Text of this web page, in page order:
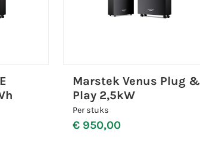
Marstek Venus Plug &
Play 2,5kW
Per stuks
€ 950,00